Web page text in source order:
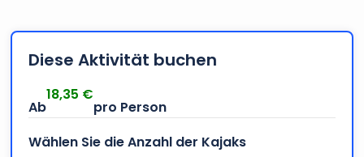
Diese Aktivität buchen
18,35 €
Wählen Sie die Anzahl der Kajaks